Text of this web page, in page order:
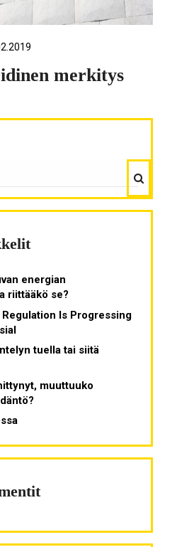
merkitys
Haku
energian
riittääkö se?
Regulation Is Progressing
tuella tai siitä
muuttuuko